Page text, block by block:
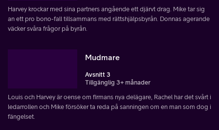
Harvey krockar med sina partners angående ett djärvt drag. Mike tar sig
an ett pro bono-fall tillsammans med rättshjälpsbyrån. Donnas agerande
väcker svåra frågor på byrån.
Mudmare
Avsnitt 3
Tillgänglig 3+ månader
Louis och Harvey är oense om firmans nya delägare, Rachel har det svårt i
ledarrollen och Mike försöker ta reda på sanningen om en man som dog i
fängelset.